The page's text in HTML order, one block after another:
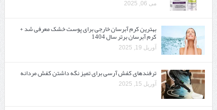
می 06, 2025
بهترین کرم آبرسان خارجی برای پوست خشک معرفی شد +
کرم آبرسان برتر سال 1404
آوریل 19, 2025
ترفندهای کفش آرسی برای تمیز نگه داشتن کفش مردانه
آوریل 15, 2025